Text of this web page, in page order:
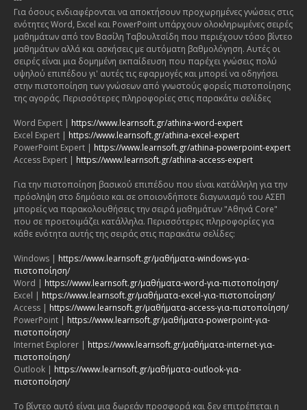
Για όσους ενδιαφέρονται να αποκτήσουν προχωρημένες γνώσεις στις
ενότητες Word, Excel και PowerPoint υπάρχουν ολοκληρωμένες σειρές
μαθημάτων από τον Βασίλη Ταβουλτσίδη που περιέχουν τόσο βίντεο
μαθημάτων αλλά και ασκήσεις με αυτόματη βαθμολόγηση. Αυτές οι
σειρές είναι μια δομημένη εκπαίδευση που παρέχει γνώσεις πολύ
υψηλού επιπέδου γι' αυτές τις εφαρμογές και μπορεί να οδηγήσει
στην πιστοποίηση των γνώσεων από γνωστούς φορείς πιστοποίησης
της αγοράς. Περισσότερες πληροφορίες στις παρακάτω σελίδες
Word Expert | https://www.learnsoft.gr/athina-word-expert
Excel Expert | https://www.learnsoft.gr/athina-excel-expert
PowerPoint Expert | https://www.learnsoft.gr/athina-powerpoint-expert
Access Expert | https://www.learnsoft.gr/athina-access-expert
Για την πιστοποίηση βασικού επιπέδου που είναι κατάλληλη για την
πρόσληψη στο δημόσιο και σε οποιονδήποτε διαγωνισμό του ΑΣΕΠ
μπορείς να παρακολουθήσεις την σειρά μαθημάτων "Αθηνά Core"
που σε προετοιμάζει κατάλληλα. Περισσότερες πληροφορίες για
κάθε ενότητα αυτής της σειράς στις παρακάτω σελίδες:
Windows | https://www.learnsoft.gr/μαθήματα-windows-για-
πιστοποίηση/
Word | https://www.learnsoft.gr/μαθήματα-word-για-πιστοποίηση/
Excel | https://www.learnsoft.gr/μαθήματα-excel-για-πιστοποίηση/
Access | https://www.learnsoft.gr/μαθήματα-access-για-πιστοποίηση/
PowerPoint | https://www.learnsoft.gr/μαθήματα-powerpoint-για-
πιστοποίηση/
Internet Explorer | https://www.learnsoft.gr/μαθήματα-internet-για-
πιστοποίηση/
Outlook | https://www.learnsoft.gr/μαθήματα-outlook-για-
πιστοποίηση/
Το βίντεο αυτό είναι μια δωρεάν προσφορά και δεν επιτρέπεται η